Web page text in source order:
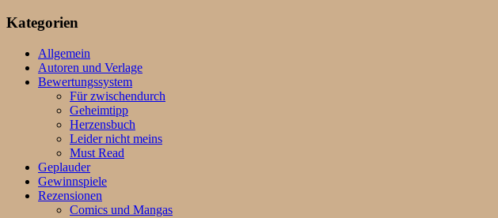
Kategorien
Allgemein
Autoren und Verlage
Bewertungssystem
Für zwischendurch
Geheimtipp
Herzensbuch
Leider nicht meins
Must Read
Geplauder
Gewinnspiele
Rezensionen
Comics und Mangas